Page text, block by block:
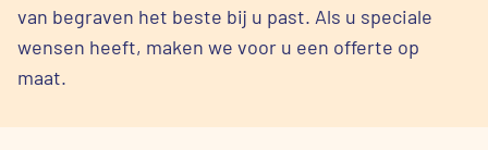
van begraven het beste bij u past. Als u speciale
wensen heeft, maken we voor u een offerte op
maat.